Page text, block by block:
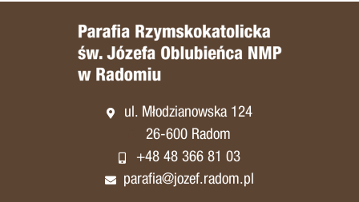
ul. Młodzianowska 124
26-600 Radom
+48 48 366 81 03
parafia@jozef.radom.pl